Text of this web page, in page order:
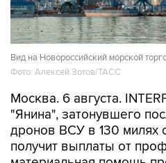
Вид на Новороссийский морской
Фото: Алексей Зотов/ТАСС
Москва. 6 августа.
"Янина", затонувшего
дронов ВСУ в 130 милях
получит выплаты от